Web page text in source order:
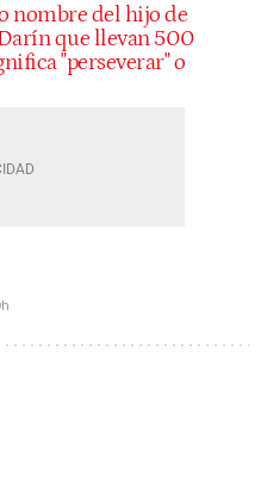
nombre del hijo de
que llevan 500
"perseverar" o